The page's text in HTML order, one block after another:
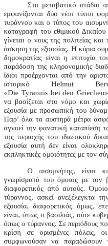
Στο μεταβατικό στάδιο
εμφανίζονται δύο νέοι τύποι
τυράννου και ο τύπος του
καταγραφή του εθιμικού
γίνεται ο νους της πολιτείας
άσκηση της εξουσίας. Η κύρια
δημοκρατίας είναι η επιτυχία
παράδοση της κληρονομικής
ίδιοι προέρχονται από την
ιστορικόHelmut
«Die Tyrannis bei den Griechen
να βασίζεται στο νόμο και
εξουσία με προσωπική του
Παρ’ όλα τα αυστηρά μέτρα
αγνοεί την φανατική καταπίεση
της περιοχής του ιδιωτικού
εξουσία αυτή δεν είναι
εκπληκτικές ομοιότητες με τον
Ο αισυμνήτης, είναι
γνωρίσματά του όμοιος με τον
διαφορετικός από αυτούς.
τύραννος, ασκεί ανεξέλεγκτα
εξουσία, διαφορετικός όμως,
είναι, όπως ο βασιλιάς, ούτε
όπως ο τύραννος. Σε περιόδους
κρίση σε ορισμένες πόλεις, οι
συμφωνούσαν να παραδώσουν